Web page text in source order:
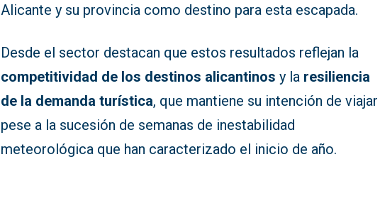
Alicante y su provincia como destino para esta escapada.
Desde el sector destacan que estos resultados reflejan la
competitividad de los destinos alicantinos y la resiliencia
de la demanda turística, que mantiene su intención de viajar
pese a la sucesión de semanas de inestabilidad
meteorológica que han caracterizado el inicio de año.